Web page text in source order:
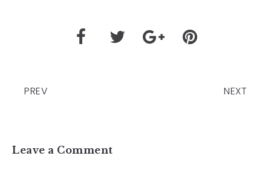
PREV NEXT
Leave a Comment